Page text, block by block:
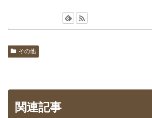
その他
関連記事